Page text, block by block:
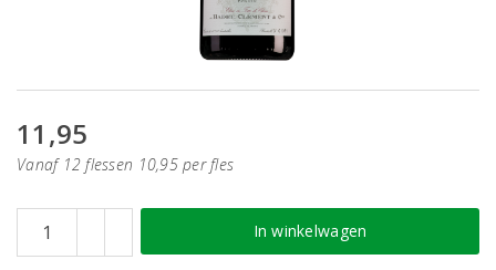
11,95
Vanaf 12 flessen 10,95 per fles
In winkelwagen